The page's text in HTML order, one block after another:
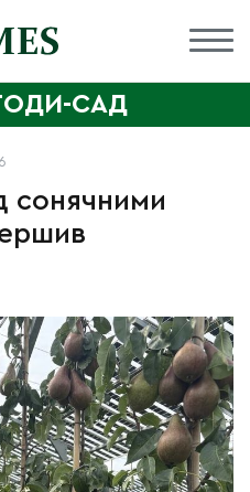
САД
сонячними